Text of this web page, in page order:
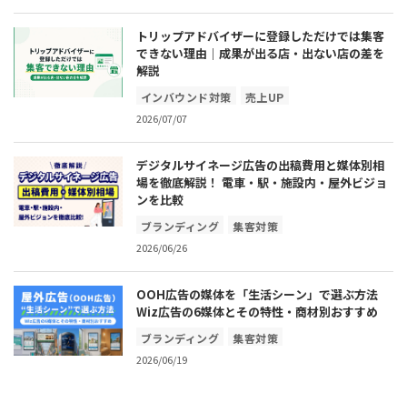
トリップアドバイザーに登録しただけでは集客
できない理由｜成果が出る店・出ない店の差を
解説
インバウンド対策 売上UP
2026/07/07
デジタルサイネージ広告の出稿費用と媒体別相
場を徹底解説！ 電車・駅・施設内・屋外ビジョ
ンを比較
ブランディング 集客対策
2026/06/26
OOH広告の媒体を「生活シーン」で選ぶ方法
Wiz広告の6媒体とその特性・商材別おすすめ
ブランディング 集客対策
2026/06/19